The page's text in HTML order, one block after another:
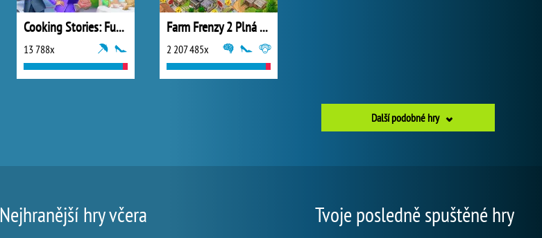
Cooking Stories: Fun Cafe Game
13 788x
Farm Frenzy 2 Plná Verze
2 207 485x
Další podobné hry
Nejhranější hry včera Tvoje posledně spuštěné hry